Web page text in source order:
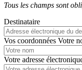
Tous les champs sont
Destinataire
Vos coordonnées Votre
Votre adresse